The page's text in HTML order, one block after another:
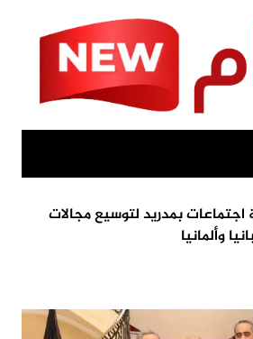
بمدريد لتوسيع مجالات
وألمانيا